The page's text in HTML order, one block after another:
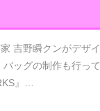
吉野瞬クンがデザイ
ッグの制作も行って
』…